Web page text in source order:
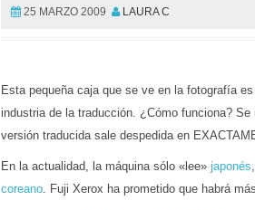
25 MARZO 2009 LAURA C
Esta pequeña caja que se ve en la fotografía
industria de la traducción. ¿Cómo funciona?
versión traducida sale despedida en
En la actualidad, la máquina sólo «lee»japonés
coreano. Fuji Xerox ha prometido que habrá